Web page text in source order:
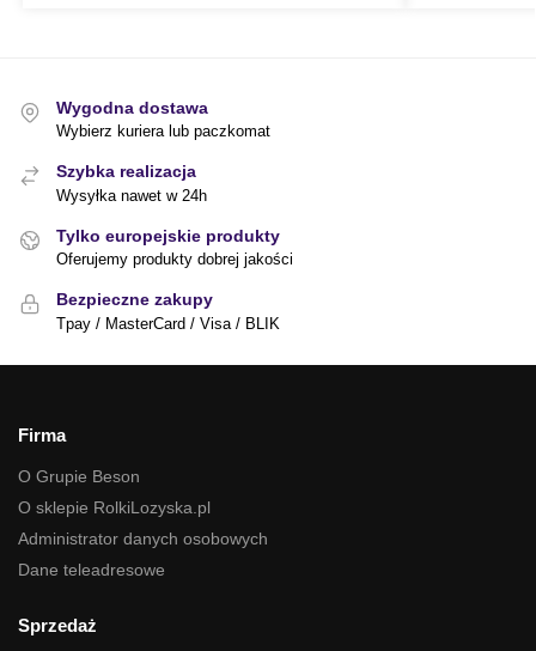
Wygodna dostawa
Wybierz kuriera lub paczkomat
Szybka realizacja
Wysyłka nawet w 24h
Tylko europejskie produkty
Oferujemy produkty dobrej jakości
Bezpieczne zakupy
Tpay / MasterCard / Visa / BLIK
Firma
O Grupie Beson
O sklepie RolkiLozyska.pl
Administrator danych osobowych
Dane teleadresowe
Sprzedaż